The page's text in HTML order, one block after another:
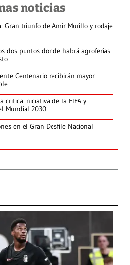
noticias
Gran triunfo de Amir Murillo y rodaje
dos puntos donde habrá agroferias
Centenario recibirán mayor
critica iniciativa de la FIFA y
Mundial 2030
en el Gran Desfile Nacional